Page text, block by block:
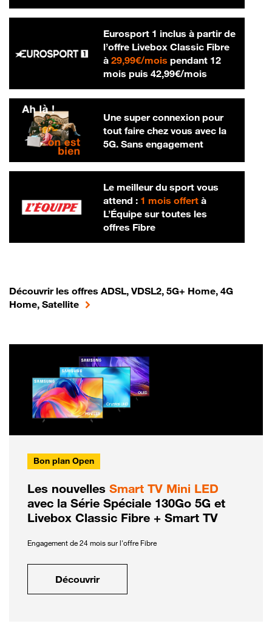
Eurosport 1 inclus à partir de
l’offre Livebox Classic Fibre
à 29,99€/mois29,99 € par mois
pendant 12
mois puis 42,99€/mois42,99 € par
Une super connexion pour
tout faire chez vous avec la
5G. Sans engagement
Le meilleur du sport vous
attend : 1 mois offertà
L’Équipe sur toutes les
offres Fibre
Découvrir les offres ADSL, VDSL2, 5G+ Home, 4G
Home, Satellite
Bon plan Open
Les nouvelles Smart TV Mini LED
avec la Série Spéciale 130Go 5G et
Livebox Classic Fibre + Smart TV
Engagement de 24 mois sur l'offre Fibre
Découvrir